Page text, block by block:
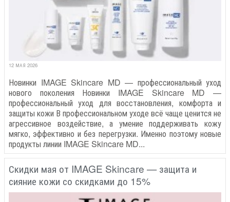
12 МАЯ 2026
Новинки IMAGE Skincare MD — профессиональный уход
нового поколения Новинки IMAGE Skincare MD —
профессиональный уход для восстановления, комфорта и
защиты кожи В профессиональном уходе всё чаще ценится не
агрессивное воздействие, а умение поддерживать кожу
мягко, эффективно и без перегрузки. Именно поэтому новые
продукты линии IMAGE Skincare MD...
Скидки мая от IMAGE Skincare — защита и
сияние кожи со скидками до 15%